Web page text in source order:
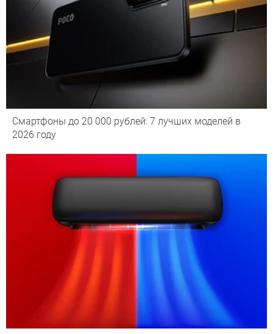
Смартфоны до 20 000 рублей: 7 лучших моделей в
2026 году